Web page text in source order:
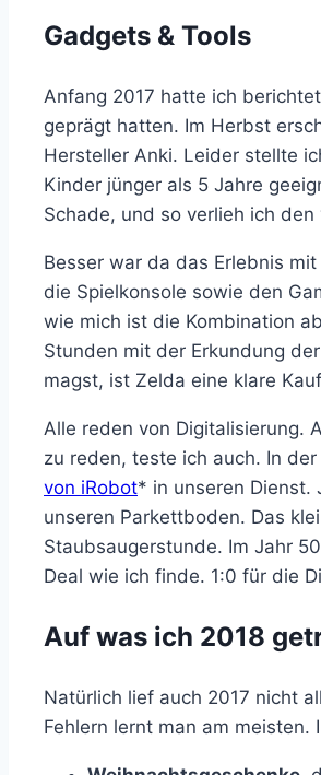
Gadgets & Tools
Anfang 2017 hatte ich
geprägt hatten. Im Herbst
Hersteller Anki. Leider stellte
Kinder jünger als 5 Jahre
Schade, und so verlieh ich
Besser war da das Erlebnis
die Spielkonsole sowie den
wie mich ist die Kombination
Stunden mit der Erkundung
magst, ist Zelda eine klare
Alle reden von Digitalisierung.
zu reden, teste ich auch. In
von iRobot* in unseren Dienst.
unseren Parkettboden. Das
Staubsaugerstunde. Im Jahr
Deal wie ich finde. 1:0 für die
Auf was ich 2018
Natürlich lief auch 2017 nicht
Fehlern lernt man am